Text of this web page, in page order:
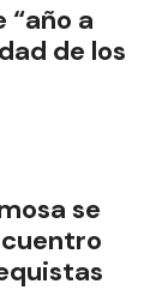
“año a
de los
se